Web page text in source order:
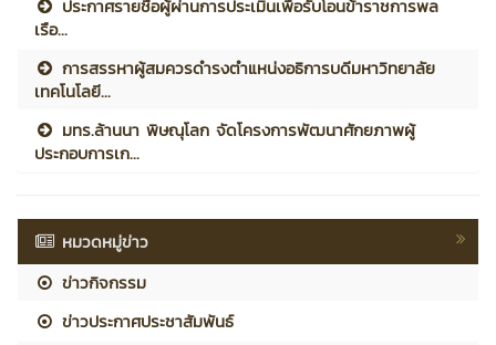
ประกาศรายชื่อผู้ผ่านการประเมินเพื่อรับโอนข้าราชการพล
เรือ...
การสรรหาผู้สมควรดำรงตำแหน่งอธิการบดีมหาวิทยาลัย
เทคโนโลยี...
มทร.ล้านนา พิษณุโลก จัดโครงการพัฒนาศักยภาพผู้
ประกอบการเก...
หมวดหมู่ข่าว
ข่าวกิจกรรม
ข่าวประกาศประชาสัมพันธ์